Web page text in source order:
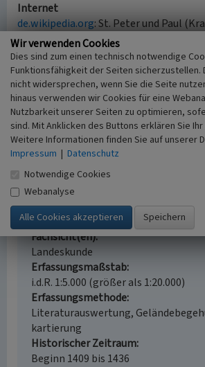
Internet
de.wikipedia.org: St. Peter und Paul
(abgerufen 22.08.2021)
www.kleverlaendisch.de: Die
und Paul in Kranenburg (abgerufen
Wallfahrtskirche Sankt Peter und
Kranenburg
Schlagwörter
Wallfahrtskirche Pfarrkirche
Straße / Hausnummer
Wanderstraße
Ort
47559 Kranenburg
Fachsicht(en)
Landeskunde
Erfassungsmaßstab
i.d.R. 1:5.000 (größer als 1:20.000)
Erfassungsmethode
Literaturauswertung,
kartierung
Historischer Zeitraum
Beginn 1409 bis 1436
Wir verwenden Cookies
Dies sind zum einen technisch notwendige
Funktionsfähigkeit der Seiten sicherzustellen.
nicht widersprechen, wenn Sie die Seite
hinaus verwenden wir Cookies für eine
Nutzbarkeit unserer Seiten zu optimieren,
sind. Mit Anklicken des Buttons erklären Sie
Weitere Informationen finden Sie auf unserer
Impressum | Datenschutz
Notwendige Cookies
Webanalyse